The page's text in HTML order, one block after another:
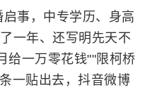
事，中专学历、身高
一年、还写明先天不
给一万零花钱""限柯桥
一贴出去，抖音微博